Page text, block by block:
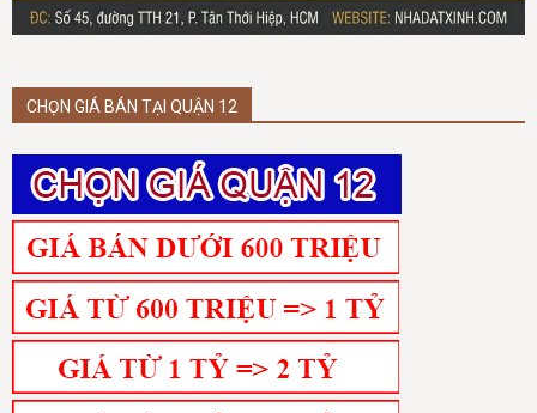
CHỌN GIÁ BÁN TẠI QUẬN 12